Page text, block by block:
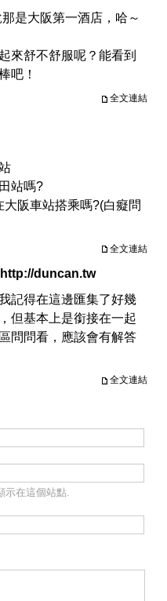
是大阪第一酒店，哈～
來舒不舒服呢？能看到
吧！
全文連結
站嗎?
阪車站搭乘嗎?(白癡問
全文連結
http://duncan.tw
記得在這邊匯集了好幾
但基本上是銜接在一起
問問看，應該會有解答
全文連結
示在這個站點.